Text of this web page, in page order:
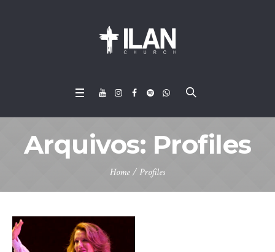
Arquivos: Profiles
Home/ Profiles